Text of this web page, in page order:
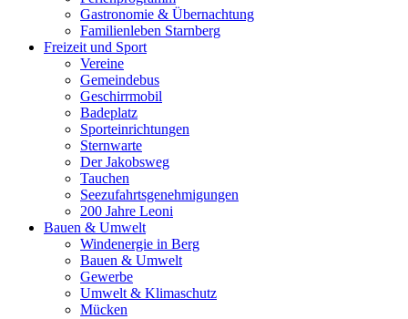
Gastronomie & Übernachtung
Familienleben Starnberg
Freizeit und Sport
Vereine
Gemeindebus
Geschirrmobil
Badeplatz
Sporteinrichtungen
Sternwarte
Der Jakobsweg
Tauchen
Seezufahrtsgenehmigungen
200 Jahre Leoni
Bauen & Umwelt
Windenergie in Berg
Bauen & Umwelt
Gewerbe
Umwelt & Klimaschutz
Mücken